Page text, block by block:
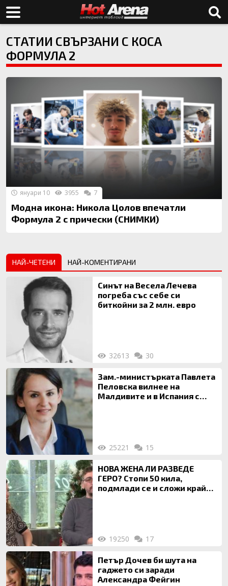
СТАТИИ СВЪРЗАНИ С КОСА
ФОРМУЛА 2
Модна икона: Никола Цолов впечатли
Формула 2 с прически (СНИМКИ)
януари 10 3955 7
НАЙ-ЧЕТЕНИ НАЙ-КОМЕНТИРАНИ
Синът на Весела Лечева
погреба със себе си
биткойни за 2 млн. евро
32613 30
Зам.-министърката Павлета
Пеловска вилнее на
Малдивите и в Испания с
25221 15
НОВА ЖЕНА ЛИ РАЗВЕДЕ
ГЕРО? Стопи 50 кила,
подмлади се и сложи край
19250 17
Петър Дочев би шута на
гаджето си заради
Александра Фейгин